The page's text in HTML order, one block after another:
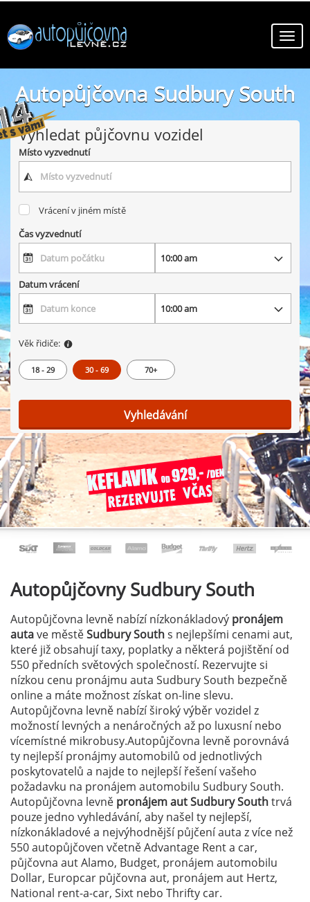
Autopůjčovna Sudbury South
online autopůjčovny ve městě Sudbury South
Vyhledat půjčovnu vozidel
Místo vyzvednutí
Vrácení v jiném místě
Čas vyzvednutí
Datum vrácení
Věk řidiče:
18 - 29 30 - 69 70+
Vyhledávání
AutopůjčovnySudbury South
Autopůjčovna levně nabízí nízkonákladový pronájem
autave městěSudbury Souths nejlepšími cenami aut,
které již obsahují taxy, poplatky a některá pojištění od
550 předních světových společností. Rezervujte si
nízkou cenu pronájmu auta Sudbury South bezpečně
online a máte možnost získat on-line slevu.
Autopůjčovna levně nabízí široký výběr vozidel z
možností levných a nenáročných až po luxusní nebo
vícemístné mikrobusy.Autopůjčovna levně porovnává
ty nejlepší pronájmy automobilů od jednotlivých
poskytovatelů a najde to nejlepší řešení vašeho
požadavku na pronájem automobilu Sudbury South.
Autopůjčovna levně pronájem aut Sudbury Southtrvá
pouze jedno vyhledávání, aby našel ty nejlepší,
nízkonákladové a nejvýhodnější půjčení auta z více než
550 autopůjčoven včetně Advantage Rent a car,
půjčovna aut Alamo, Budget, pronájem automobilu
Dollar, Europcar půjčovna aut, pronájem aut Hertz,
National rent-a-car, Sixt nebo Thrifty car.